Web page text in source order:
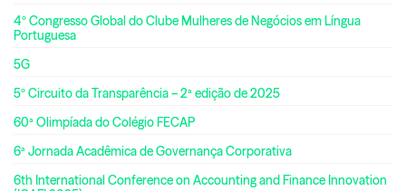
4º Congresso Global do Clube Mulheres de Negócios em Língua
Portuguesa
5G
5º Circuito da Transparência – 2ª edição de 2025
60ª Olimpíada do Colégio FECAP
6ª Jornada Acadêmica de Governança Corporativa
6th International Conference on Accounting and Finance Innovation